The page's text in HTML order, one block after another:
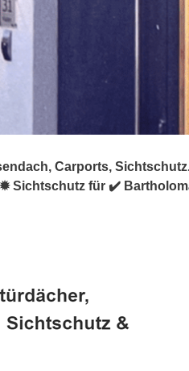
Carports,
Sichtschutz für ✔️